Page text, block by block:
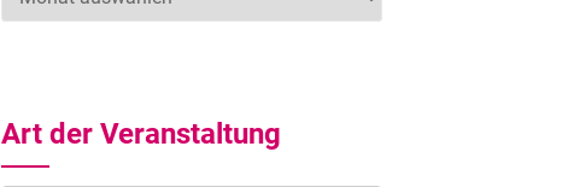
Art der Veranstaltung